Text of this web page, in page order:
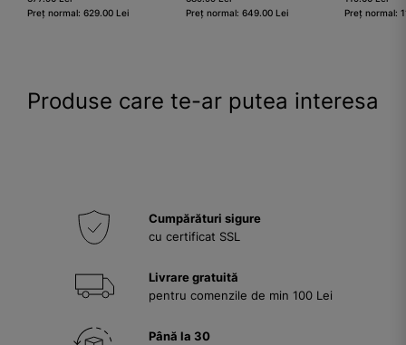
Preț normal: 629.00 Lei
Preț normal: 649.00 Lei
Preț normal:
Produse care te-ar putea interesa
Cumpărături sigure
cu certificat SSL
Livrare gratuită
pentru comenzile de min 100 Lei
Până la 30